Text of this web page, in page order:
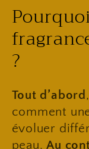
?
Tout d’abord
comment
évoluer
peau.Au